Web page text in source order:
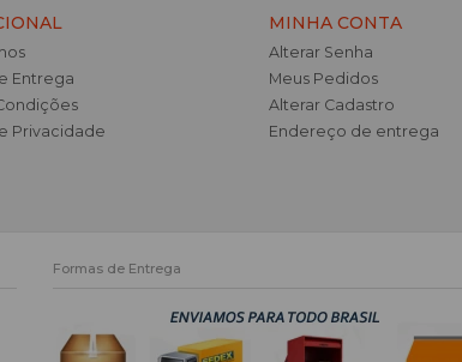
Entrega
Privacidade
MINHA CONTA
Alterar Senha
Meus Pedidos
Alterar Cadastro
Endereço de entrega
Formas de Entrega